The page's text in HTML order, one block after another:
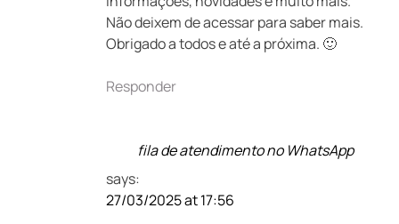
Não deixem de acessar para saber mais.
Obrigado a todos e até a próxima. 🙂
Responder
fila de atendimento no WhatsApp
says:
27/03/2025 at 17:56